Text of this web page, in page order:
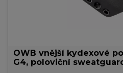
OWB vnější kydexové
G4, poloviční